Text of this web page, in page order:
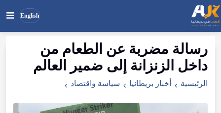
English
ابحث
في
الموقع
بحث
رسالة مضربة عن الطعام من
داخل الزنزانة إلى ضمير العالم
الرئيسية أخبار بريطانيا سياسة واقتصاد